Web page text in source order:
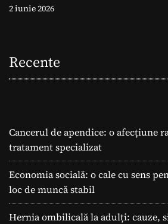
2 iunie 2026
Recente
Cancerul de apendice: o afecțiune
tratament specializat
Economia socială: o cale cu sens
loc de muncă stabil
Hernia ombilicală la adulți: cauze,